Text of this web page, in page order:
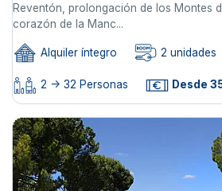
Reventón, prolongación de los Montes
corazón de la Manc...
Alquiler íntegro 2 unidades
2 -> 32 Personas Desde